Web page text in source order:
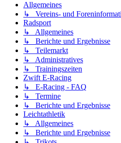
Allgemeines
↳ Vereins- und
Radsport
↳ Allgemeines
↳ Berichte und Ergebnisse
↳ Teilemarkt
↳ Administratives
↳ Trainingszeiten
Zwift E-Racing
↳ E-Racing - FAQ
↳ Termine
↳ Berichte und Ergebnisse
Leichtathletik
↳ Allgemeines
↳ Berichte und Ergebnisse